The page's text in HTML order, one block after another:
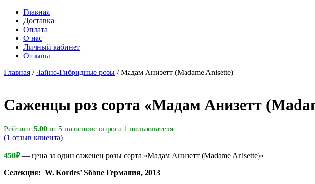
Главная
Доставка
Оплата
О нас
Личный кабинет
Отзывы
Главная /Чайно-Гибридные розы / Мадам Анизетт (Madame Anisette)
Cаженцы роз сорта «Мадам Анизетт
Рейтинг 5.00 из 5 на основе опроса 1 пользователя
(1 отзыв клиента)
450₽— цена за один саженец розы сорта «Мадам Анизетт (Madame Anisette)»
Селекция: W. Kordes’ Söhne Германия, 2013